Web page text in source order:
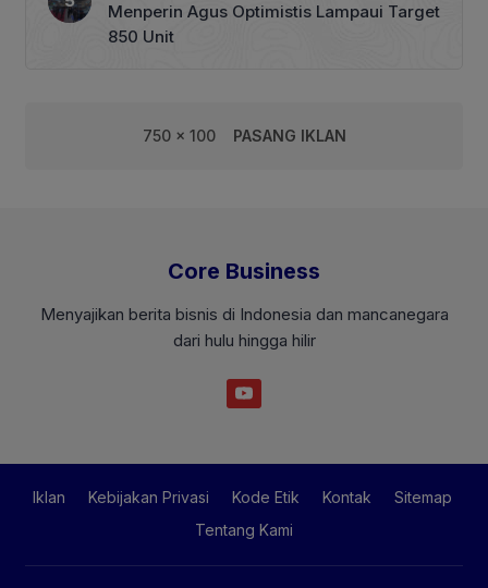
Menperin Agus Optimistis Lampaui Target
850 Unit
750 x 100 PASANG IKLAN
Core Business
Menyajikan berita bisnis di Indonesia dan mancanegara
dari hulu hingga hilir
Iklan Kebijakan Privasi Kode Etik Kontak
Sitemap
Tentang Kami